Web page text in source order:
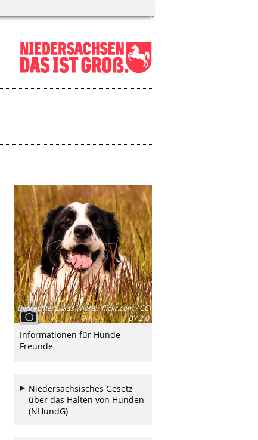
Bildrechte:Lukas Wiora / flickr.com / CC
BY 2.0
Informationen für Hunde-
Freunde
Niedersächsisches Gesetz
über das Halten von Hunden
(NHundG)